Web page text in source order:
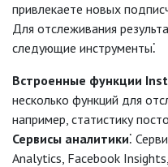
привлекаете новых
Для отслеживания
следующие инструменты⁚
Встроенные функции
несколько функций для
например, статистику
Сервисы аналитики⁚
Analytics, Facebook